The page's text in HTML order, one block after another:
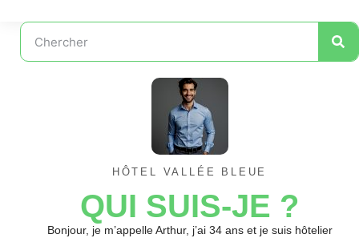
HÔTEL VALLÉE BLEUE
QUI SUIS-JE ?
Bonjour, je m’appelle Arthur, j’ai 34 ans et je suis hôtelier